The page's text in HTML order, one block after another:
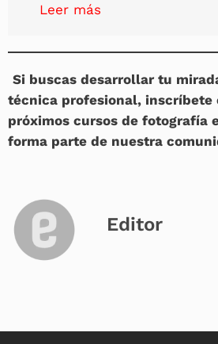
Leer más
Si buscas desarrollar tu
técnica profesional, inscríbete
próximos cursos de fotografía
forma parte de nuestra
Editor